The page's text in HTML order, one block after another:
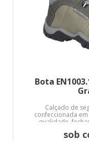
Bota
Calçado de
confeccionada
qualidade,
forro em
de montagem
sob